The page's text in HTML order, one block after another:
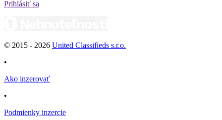
Prihlásiť sa
© 2015 - 2026 United Classifieds s.r.o.
•
Ako inzerovať
•
Podmienky inzercie